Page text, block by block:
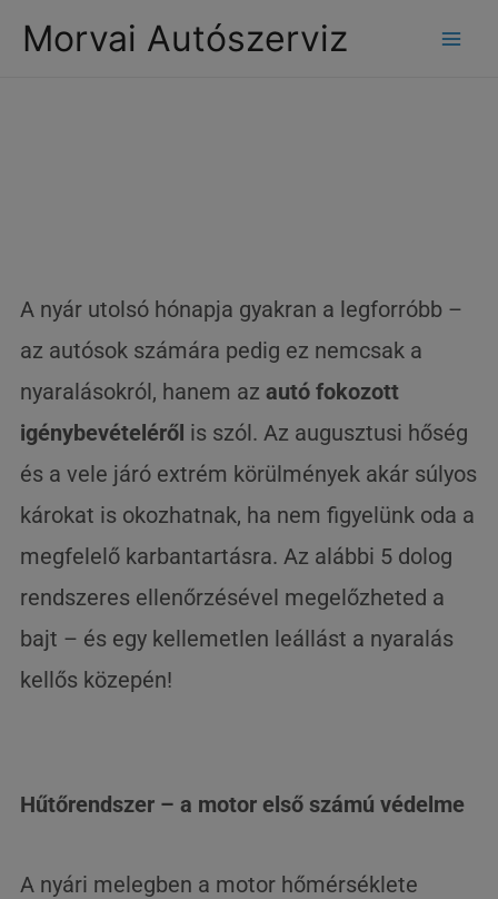
Morvai Autószerviz
A nyár utolsó hónapja gyakran a legforróbb –
az autósok számára pedig ez nemcsak a
nyaralásokról, hanem azautó fokozott
igénybevételéről is szól. Az augusztusi hőség
és a vele járó extrém körülmények akár súlyos
károkat is okozhatnak, ha nem figyelünk oda a
megfelelő karbantartásra. Az alábbi 5 dolog
rendszeres ellenőrzésével megelőzheted a
bajt – és egy kellemetlen leállást a nyaralás
kellős közepén!
Hűtőrendszer – a motor első számú védelme
A nyári melegben a motor hőmérséklete